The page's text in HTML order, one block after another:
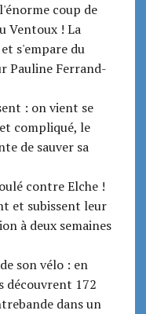
coup de
Ventoux ! La
s'empare du
Pauline Ferrand-
: on vient se
compliqué, le
de sauver sa
contre Elche !
et subissent leur
à deux semaines
son vélo : en
découvrent 172
dans un